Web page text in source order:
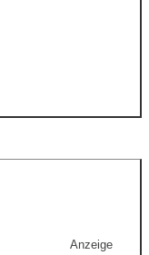
Anzeige